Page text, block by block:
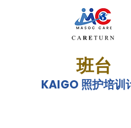
​班台
KAIGO 照护培训